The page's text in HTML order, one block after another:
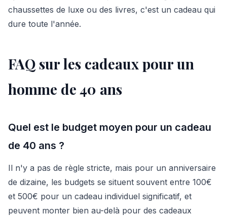
chaussettes de luxe ou des livres, c'est un cadeau qui
dure toute l'année.
FAQ sur les cadeaux pour un
homme de 40 ans
Quel est le budget moyen pour un cadeau
de 40 ans ?
Il n'y a pas de règle stricte, mais pour un anniversaire
de dizaine, les budgets se situent souvent entre 100€
et 500€ pour un cadeau individuel significatif, et
peuvent monter bien au-delà pour des cadeaux